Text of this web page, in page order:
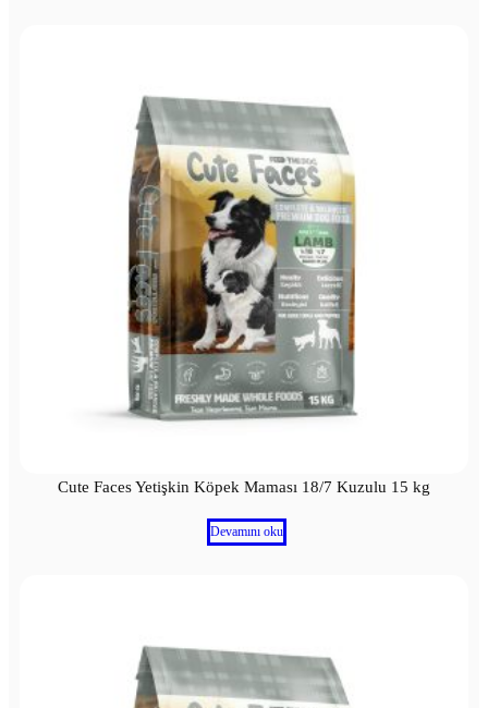
Cute Faces Yetişkin Köpek Maması 18/7 Kuzulu 15 kg
Devamını oku